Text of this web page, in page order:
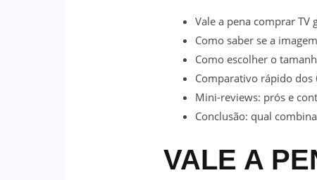
Vale a pena comprar TV
Como saber se a
Como escolher o
Comparativo rápido dos
Mini-reviews: prós e
Conclusão: qual
VALE A